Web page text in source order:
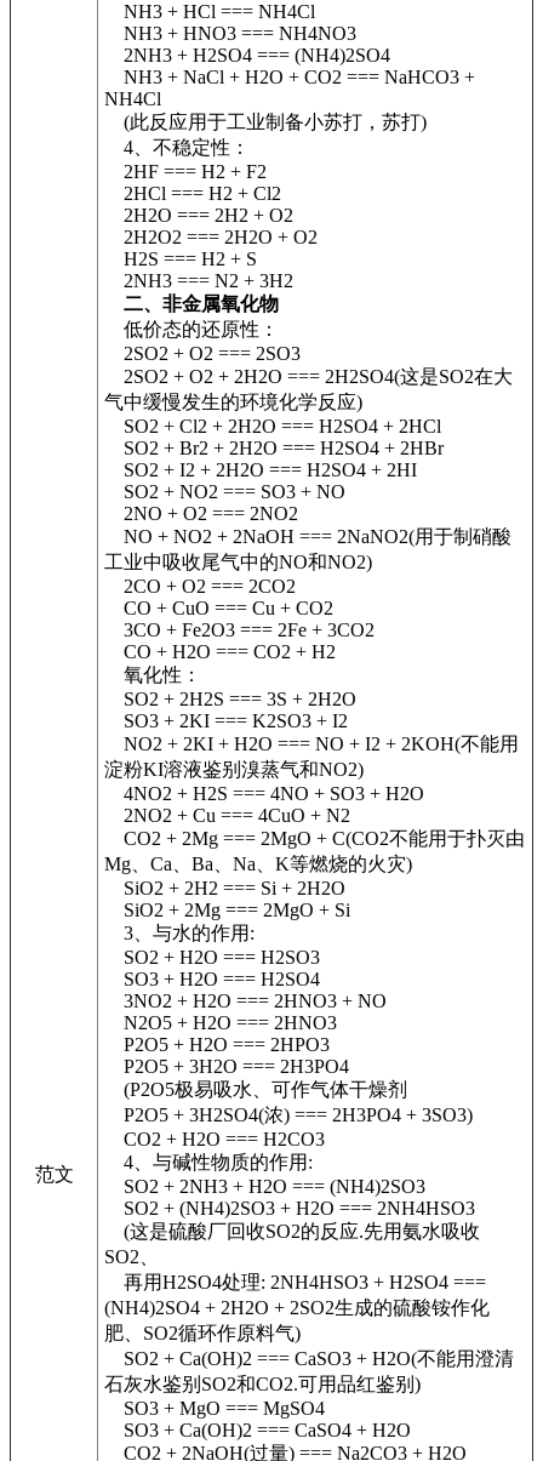
范文
NH3 + HCl === NH4Cl
NH3 + HNO3 === NH4NO3
2NH3 + H2SO4 === (NH4)2SO4
NH3 + NaCl + H2O + CO2 === NaHCO3 +
NH4Cl
(此反应用于工业制备小苏打，苏打)
4、不稳定性：
2HF === H2 + F2
2HCl === H2 + Cl2
2H2O === 2H2 + O2
2H2O2 === 2H2O + O2
H2S === H2 + S
2NH3 === N2 + 3H2
二、非金属氧化物
低价态的还原性：
2SO2 + O2 === 2SO3
2SO2 + O2 + 2H2O === 2H2SO4(这是SO2在大
气中缓慢发生的环境化学反应)
SO2 + Cl2 + 2H2O === H2SO4 + 2HCl
SO2 + Br2 + 2H2O === H2SO4 + 2HBr
SO2 + I2 + 2H2O === H2SO4 + 2HI
SO2 + NO2 === SO3 + NO
2NO + O2 === 2NO2
NO + NO2 + 2NaOH === 2NaNO2(用于制硝酸
工业中吸收尾气中的NO和NO2)
2CO + O2 === 2CO2
CO + CuO === Cu + CO2
3CO + Fe2O3 === 2Fe + 3CO2
CO + H2O === CO2 + H2
氧化性：
SO2 + 2H2S === 3S + 2H2O
SO3 + 2KI === K2SO3 + I2
NO2 + 2KI + H2O === NO + I2 + 2KOH(不能用
淀粉KI溶液鉴别溴蒸气和NO2)
4NO2 + H2S === 4NO + SO3 + H2O
2NO2 + Cu === 4CuO + N2
CO2 + 2Mg === 2MgO + C(CO2不能用于扑灭由
Mg、Ca、Ba、Na、K等燃烧的火灾)
SiO2 + 2H2 === Si + 2H2O
SiO2 + 2Mg === 2MgO + Si
3、与水的作用:
SO2 + H2O === H2SO3
SO3 + H2O === H2SO4
3NO2 + H2O === 2HNO3 + NO
N2O5 + H2O === 2HNO3
P2O5 + H2O === 2HPO3
P2O5 + 3H2O === 2H3PO4
(P2O5极易吸水、可作气体干燥剂
P2O5 + 3H2SO4(浓) === 2H3PO4 + 3SO3)
CO2 + H2O === H2CO3
4、与碱性物质的作用:
SO2 + 2NH3 + H2O === (NH4)2SO3
SO2 + (NH4)2SO3 + H2O === 2NH4HSO3
(这是硫酸厂回收SO2的反应.先用氨水吸收
SO2、
再用H2SO4处理: 2NH4HSO3 + H2SO4 ===
(NH4)2SO4 + 2H2O + 2SO2生成的硫酸铵作化
肥、SO2循环作原料气)
SO2 + Ca(OH)2 === CaSO3 + H2O(不能用澄清
石灰水鉴别SO2和CO2.可用品红鉴别)
SO3 + MgO === MgSO4
SO3 + Ca(OH)2 === CaSO4 + H2O
CO2 + 2NaOH(过量) === Na2CO3 + H2O